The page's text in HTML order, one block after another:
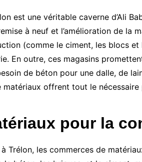
est une véritable caverne d’Ali
à neuf et l’amélioration de
(comme le ciment, les blocs
En outre, ces magasins
de béton pour une dalle, de
offrent tout le
pour la
à Trélon, les commerces de